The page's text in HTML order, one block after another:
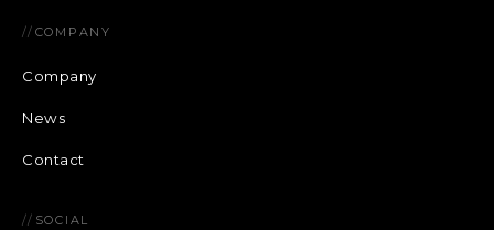
// COMPANY
Company
News
Contact
// SOCIAL